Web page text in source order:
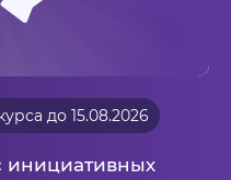
до 15.08.2026
инициативных